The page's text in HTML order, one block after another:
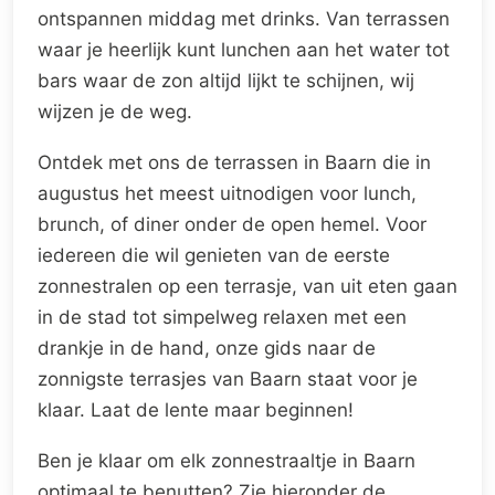
ontspannen middag met drinks. Van terrassen
waar je heerlijk kunt lunchen aan het water tot
bars waar de zon altijd lijkt te schijnen, wij
wijzen je de weg.
Ontdek met ons de terrassen in Baarn die in
augustus het meest uitnodigen voor lunch,
brunch, of diner onder de open hemel. Voor
iedereen die wil genieten van de eerste
zonnestralen op een terrasje, van uit eten gaan
in de stad tot simpelweg relaxen met een
drankje in de hand, onze gids naar de
zonnigste terrasjes van Baarn staat voor je
klaar. Laat de lente maar beginnen!
Ben je klaar om elk zonnestraaltje in Baarn